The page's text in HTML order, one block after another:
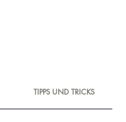
TIPPS UND TRICKS